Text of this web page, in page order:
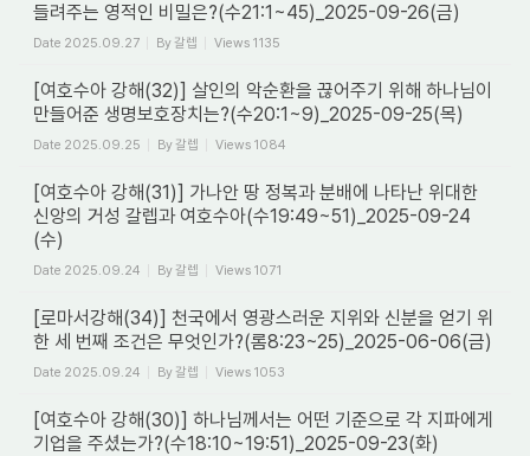
들려주는 영적인 비밀은?(수21:1~45)_2025-09-26(금)
Date 2025.09.27 By갈렙 Views 1135
[여호수아 강해(32)] 살인의 악순환을 끊어주기 위해 하나님이
만들어준 생명보호장치는?(수20:1~9)_2025-09-25(목)
Date 2025.09.25 By갈렙 Views 1084
[여호수아 강해(31)] 가나안 땅 정복과 분배에 나타난 위대한
신앙의 거성 갈렙과 여호수아(수19:49~51)_2025-09-24
(수)
Date 2025.09.24 By갈렙 Views 1071
[로마서강해(34)] 천국에서 영광스러운 지위와 신분을 얻기 위
한 세 번째 조건은 무엇인가?(롬8:23~25)_2025-06-06(금)
Date 2025.09.24 By갈렙 Views 1053
[여호수아 강해(30)] 하나님께서는 어떤 기준으로 각 지파에게
기업을 주셨는가?(수18:10~19:51)_2025-09-23(화)